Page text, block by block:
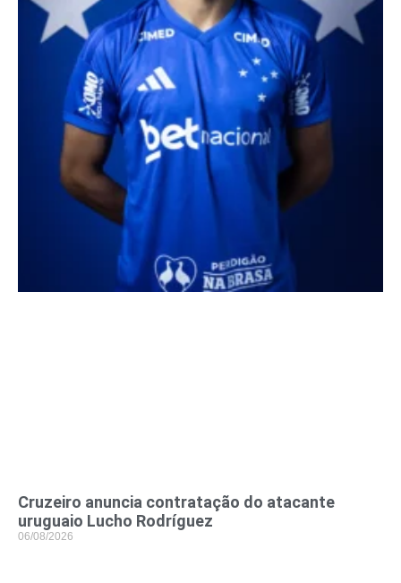
Cruzeiro anuncia contratação do atacante
uruguaio Lucho Rodríguez
06/08/2026